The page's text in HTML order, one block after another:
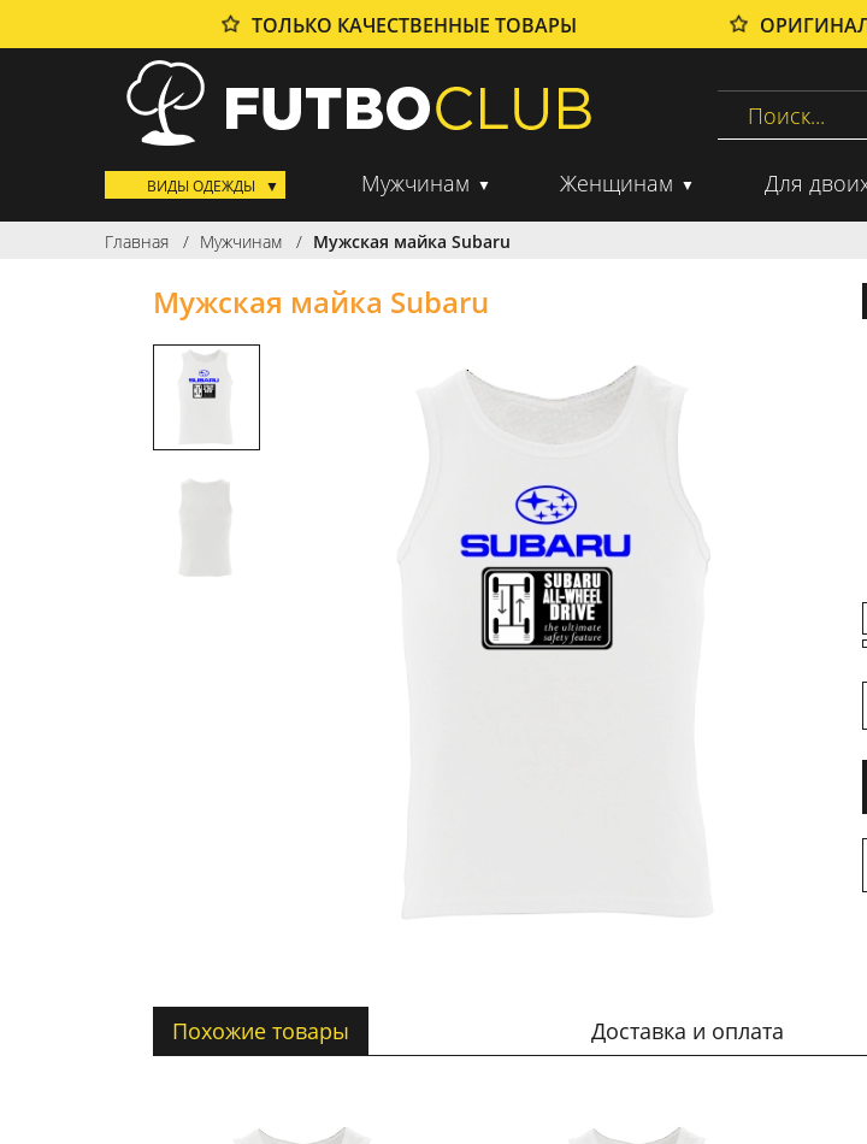
ТОЛЬКО КАЧЕСТВЕННЫЕ ТОВАРЫ
ВИДЫ ОДЕЖДЫ Мужчинам Женщинам Для
Главная Мужчинам Мужская майка Subaru
Мужская майка Subaru
Похожие товары Доставка и оплата